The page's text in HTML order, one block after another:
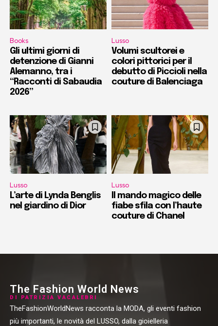
Books
Gli ultimi giorni di
detenzione di Gianni
Alemanno, tra i
“Racconti di Sabaudia
2026”
Lusso
Volumi scultorei e
colori pittorici per il
debutto di Piccioli nella
couture di Balenciaga
Lusso
L’arte di Lynda Benglis
nel giardino di Dior
Lusso
Il mando magico delle
fiabe sfila con l’haute
couture di Chanel
The Fashion World News
DI PATRIZIA VACALEBRI
TheFashionWorldNews racconta la MODA, gli eventi fashion
più importanti, le novità del LUSSO, dalla gioielleria